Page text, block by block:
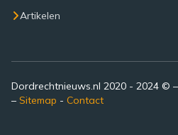
Artikelen
Dordrechtnieuws.nl 2020 - 2024 ©
– Sitemap - Contact